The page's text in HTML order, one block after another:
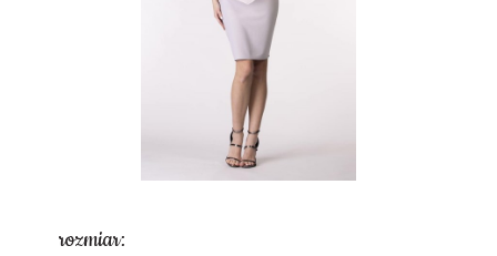
rozmiar: